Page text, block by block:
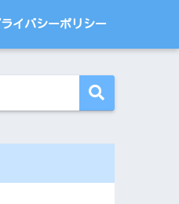
イバシーポリシー